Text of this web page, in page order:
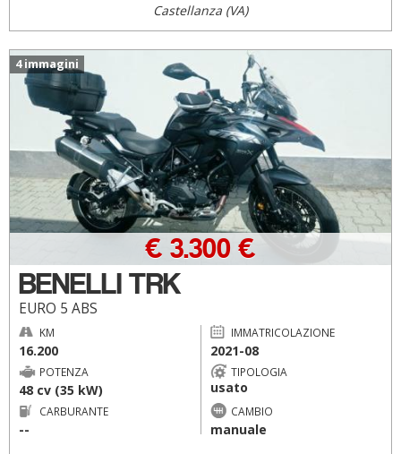
Castellanza (VA)
4 immagini
BENELLI TRK
EURO 5 ABS
€ 3.300 €
KM
16.200
IMMATRICOLAZIONE
2021-08
POTENZA
48 cv (35 kW)
TIPOLOGIA
usato
CARBURANTE
--
CAMBIO
manuale